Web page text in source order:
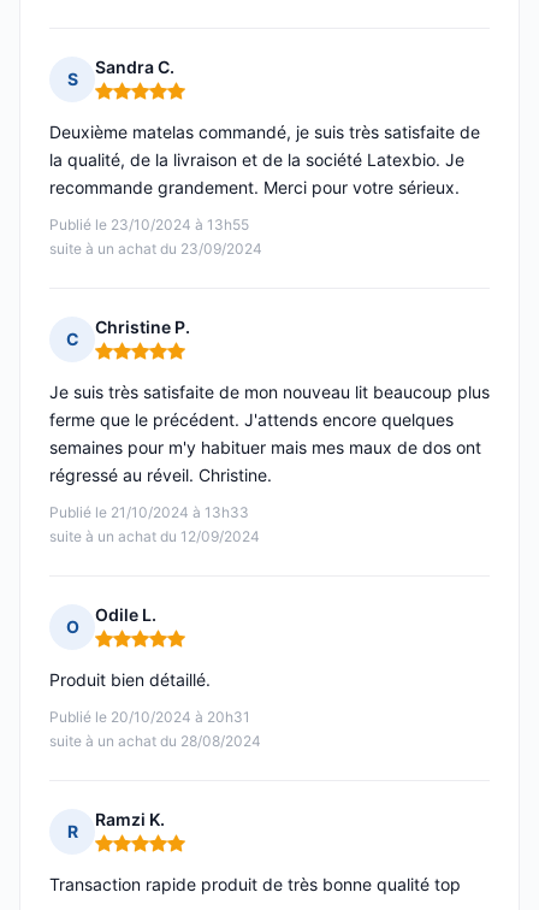
S
Sandra C.
Note : 5 sur 5
Publié le 23/10/2024 à 13h55
suite à un achat du 23/09/2024
Deuxième matelas commandé, je suis très satisfaite de
la qualité, de la livraison et de la société Latexbio. Je
recommande grandement. Merci pour votre sérieux.
C
Christine P.
Note : 5 sur 5
Publié le 21/10/2024 à 13h33
suite à un achat du 12/09/2024
Je suis très satisfaite de mon nouveau lit beaucoup plus
ferme que le précédent. J'attends encore quelques
semaines pour m'y habituer mais mes maux de dos ont
régressé au réveil. Christine.
O
Odile L.
Note : 5 sur 5
Publié le 20/10/2024 à 20h31
suite à un achat du 28/08/2024
Produit bien détaillé.
R
Ramzi K.
Note : 5 sur 5
Transaction rapide produit de très bonne qualité top